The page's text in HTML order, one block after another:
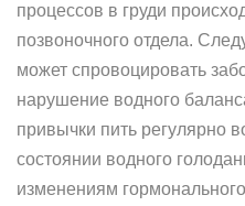
процессов в груди
позвоночного отдела.
может спровоцировать
нарушение водного
привычки пить регулярно
состоянии водного
изменениям